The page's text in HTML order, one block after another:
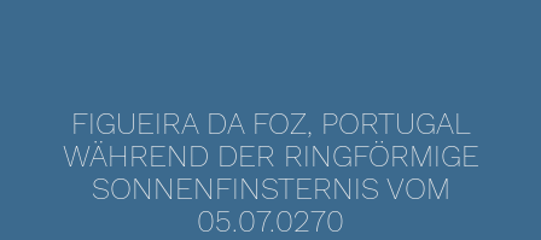
FIGUEIRA DA FOZ, PORTUGAL
WÄHREND DER RINGFÖRMIGE
SONNENFINSTERNIS VOM
05.07.0270